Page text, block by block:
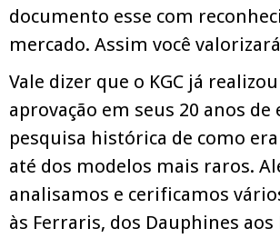
documento esse com
mercado. Assim você
Vale dizer que o KGC já
aprovação em seus 20 anos
pesquisa histórica de como
até dos modelos mais raros.
analisamos e cerificamos
às Ferraris, dos Dauphines aos